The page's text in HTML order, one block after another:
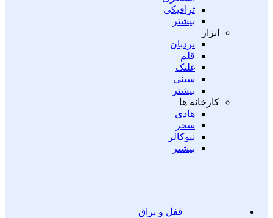
ترافیکی
بیشتر
ابزار
نردبان
قلم
غلتک
سینی
بیشتر
کارخانه ها
هادی
سحر
نیوکالر
بیشتر
قفل و یراق